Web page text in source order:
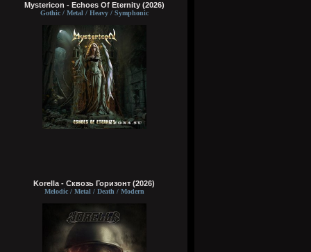
Mystericon - Echoes Of Eternity (2026)
Gothic / Metal / Heavy / Symphonic
Korella - Сквозь Горизонт (2026)
Melodic / Metal / Death / Modern